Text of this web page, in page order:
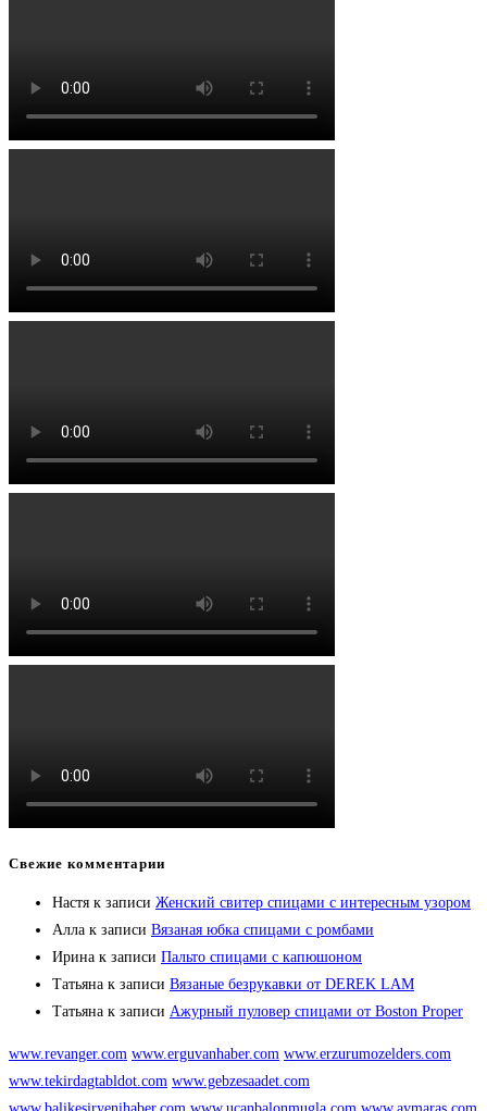
Свежие комментарии
Настя к записи Женский свитер спицами с интересным узором
Алла к записи Вязаная юбка спицами с ромбами
Ирина к записи Пальто спицами с капюшоном
Татьяна к записи Вязаные безрукавки от DEREK LAM
Татьяна к записи Ажурный пуловер спицами от Boston Proper
www.revanger.com www.erguvanhaber.com www.erzurumozelders.com
www.tekirdagtabldot.com www.gebzesaadet.com